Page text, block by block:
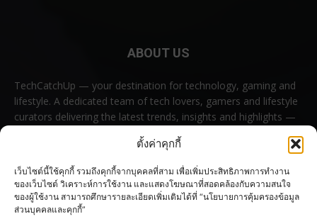
ตั้งค่าคุกกี้
เว็บไซต์นี้ใช้คุกกี้ รวมถึงคุกกี้จากบุคคลที่สาม เพื่อเพิ่มประสิทธิภาพการทำงาน
ของเว็บไซต์ วิเคราะห์การใช้งาน และแสดงโฆษณาที่สอดคล้องกับความสนใจ
ของผู้ใช้งาน สามารถศึกษารายละเอียดเพิ่มเติมได้ที่ “นโยบายการคุ้มครองข้อมูล
ส่วนบุคคลและคุกกี้”
ABOUT US
TechCatchUp — your destination for technology, gaming and
lifestyle. A dedicated team of tech lovers, gamers and lifestyle
curators delivering the latest trends, insights and highlights —
Contact us: contact@techcatchup.net